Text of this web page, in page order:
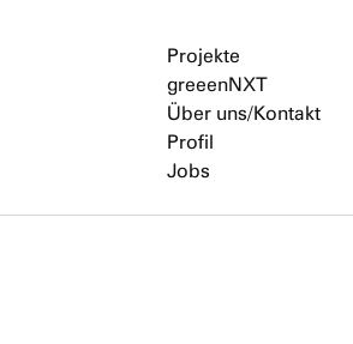
Projekte
greeenNXT
Über uns/Kontakt
Profil
Jobs